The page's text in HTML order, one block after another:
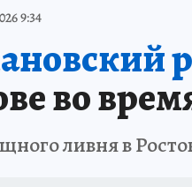
РОССИЯ
9:34
во
ливня в